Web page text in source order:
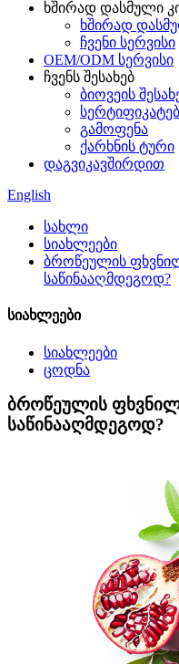
ხშირად დასმული
ხშირად
ჩვენი სერვისი
OEM/ODM სერვისი
ჩვენს შესახებ
ბიოვეის
გამოფენა
ქარხნის ტური
დაგვიკავშირდით
English
სახლი
სიახლეები
ბროწეულის
საწინააღმდეგოდ?
სიახლეები
სიახლეები
ცოდნა
ბროწეულის
საწინააღმდეგოდ?